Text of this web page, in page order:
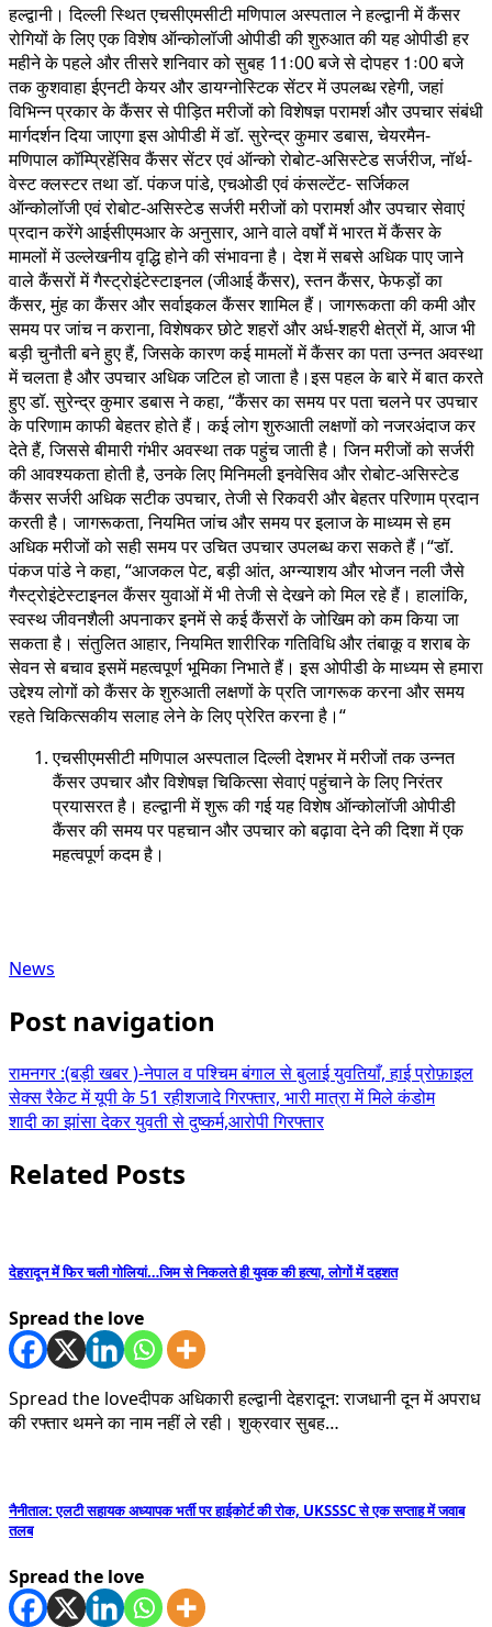
हल्द्वानी। दिल्ली स्थित एचसीएमसीटी मणिपाल अस्पताल ने हल्द्वानी में कैंसर
रोगियों के लिए एक विशेष ऑन्कोलॉजी ओपीडी की शुरुआत की यह ओपीडी हर
महीने के पहले और तीसरे शनिवार को सुबह 11ः00 बजे से दोपहर 1ः00 बजे
तक कुशवाहा ईएनटी केयर और डायग्नोस्टिक सेंटर में उपलब्ध रहेगी, जहां
विभिन्न प्रकार के कैंसर से पीड़ित मरीजों को विशेषज्ञ परामर्श और उपचार संबंधी
मार्गदर्शन दिया जाएगा इस ओपीडी में डॉ. सुरेन्द्र कुमार डबास, चेयरमैन-
मणिपाल कॉम्प्रिहेंसिव कैंसर सेंटर एवं ऑन्को रोबोट-असिस्टेड सर्जरीज, नॉर्थ-
वेस्ट क्लस्टर तथा डॉ. पंकज पांडे, एचओडी एवं कंसल्टेंट- सर्जिकल
ऑन्कोलॉजी एवं रोबोट-असिस्टेड सर्जरी मरीजों को परामर्श और उपचार सेवाएं
प्रदान करेंगे आईसीएमआर के अनुसार, आने वाले वर्षों में भारत में कैंसर के
मामलों में उल्लेखनीय वृद्धि होने की संभावना है। देश में सबसे अधिक पाए जाने
वाले कैंसरों में गैस्ट्रोइंटेस्टाइनल (जीआई कैंसर), स्तन कैंसर, फेफड़ों का
कैंसर, मुंह का कैंसर और सर्वाइकल कैंसर शामिल हैं। जागरूकता की कमी और
समय पर जांच न कराना, विशेषकर छोटे शहरों और अर्ध-शहरी क्षेत्रों में, आज भी
बड़ी चुनौती बने हुए हैं, जिसके कारण कई मामलों में कैंसर का पता उन्नत अवस्था
में चलता है और उपचार अधिक जटिल हो जाता है।इस पहल के बारे में बात करते
हुए डॉ. सुरेन्द्र कुमार डबास ने कहा, “कैंसर का समय पर पता चलने पर उपचार
के परिणाम काफी बेहतर होते हैं। कई लोग शुरुआती लक्षणों को नजरअंदाज कर
देते हैं, जिससे बीमारी गंभीर अवस्था तक पहुंच जाती है। जिन मरीजों को सर्जरी
की आवश्यकता होती है, उनके लिए मिनिमली इनवेसिव और रोबोट-असिस्टेड
कैंसर सर्जरी अधिक सटीक उपचार, तेजी से रिकवरी और बेहतर परिणाम प्रदान
करती है। जागरूकता, नियमित जांच और समय पर इलाज के माध्यम से हम
अधिक मरीजों को सही समय पर उचित उपचार उपलब्ध करा सकते हैं।“डॉ.
पंकज पांडे ने कहा, “आजकल पेट, बड़ी आंत, अग्न्याशय और भोजन नली जैसे
गैस्ट्रोइंटेस्टाइनल कैंसर युवाओं में भी तेजी से देखने को मिल रहे हैं। हालांकि,
स्वस्थ जीवनशैली अपनाकर इनमें से कई कैंसरों के जोखिम को कम किया जा
सकता है। संतुलित आहार, नियमित शारीरिक गतिविधि और तंबाकू व शराब के
सेवन से बचाव इसमें महत्वपूर्ण भूमिका निभाते हैं। इस ओपीडी के माध्यम से हमारा
उद्देश्य लोगों को कैंसर के शुरुआती लक्षणों के प्रति जागरूक करना और समय
रहते चिकित्सकीय सलाह लेने के लिए प्रेरित करना है।“
एचसीएमसीटी मणिपाल अस्पताल दिल्ली देशभर में मरीजों तक उन्नत
कैंसर उपचार और विशेषज्ञ चिकित्सा सेवाएं पहुंचाने के लिए निरंतर
प्रयासरत है। हल्द्वानी में शुरू की गई यह विशेष ऑन्कोलॉजी ओपीडी
कैंसर की समय पर पहचान और उपचार को बढ़ावा देने की दिशा में एक
महत्वपूर्ण कदम है।
News
Post navigation
रामनगर :(बड़ी खबर )-नेपाल व पश्चिम बंगाल से बुलाई युवतियाँ, हाई प्रोफ़ाइल
सेक्स रैकेट में यूपी के 51 रहीशजादे गिरफ्तार, भारी मात्रा में मिले कंडोम
शादी का झांसा देकर युवती से दुष्कर्म,आरोपी गिरफ्तार
Related Posts
देहरादून में फिर चली गोलियां…जिम से निकलते ही युवक की हत्या, लोगों में दहशत
Spread the love
Spread the loveदीपक अधिकारी हल्द्वानी देहरादून: राजधानी दून में अपराध
की रफ्तार थमने का नाम नहीं ले रही। शुक्रवार सुबह…
नैनीताल: एलटी सहायक अध्यापक भर्ती पर हाईकोर्ट की रोक, UKSSSC से एक सप्ताह में जवाब
तलब
Spread the love